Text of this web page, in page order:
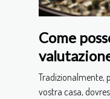
Come
online?
Tradizionalmente,
vostra casa,